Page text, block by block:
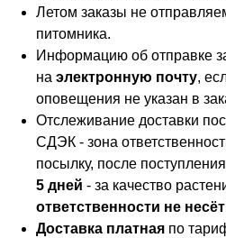
Летом заказы не
питомника.
Информацию об отправке
на электронную почту,
оповещения не указан в
Отслеживание доставки
СДЭК - зона
посылку, после
5 дней - за качество
ответственности не
Доставка платная по